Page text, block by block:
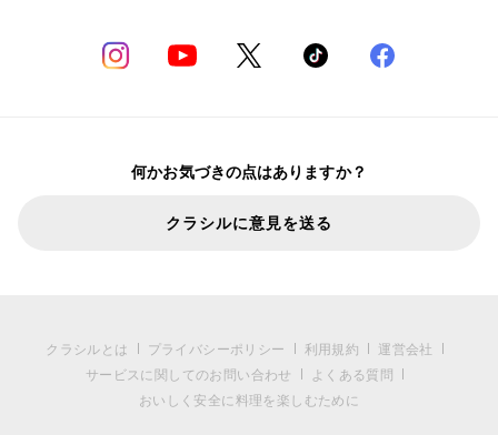
何かお気づきの点はありますか？
クラシルに意見を送る
クラシルとは プライバシーポリシー 利用規約
運営会社
サービスに関してのお問い合わせ
よくある質問
おいしく安全に料理を楽しむために